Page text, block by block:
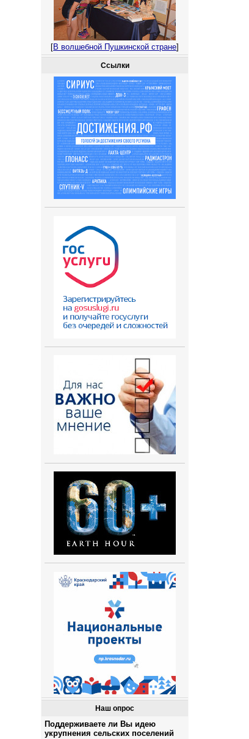
[В волшебной Пушкинской стране]
Ссылки
Наш опрос
Поддерживаете ли Вы идею
укрупнения сельских поселений